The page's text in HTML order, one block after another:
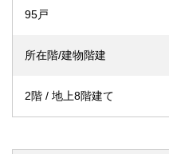
95戸
所在階/建物階建
2階 / 地上8階建て